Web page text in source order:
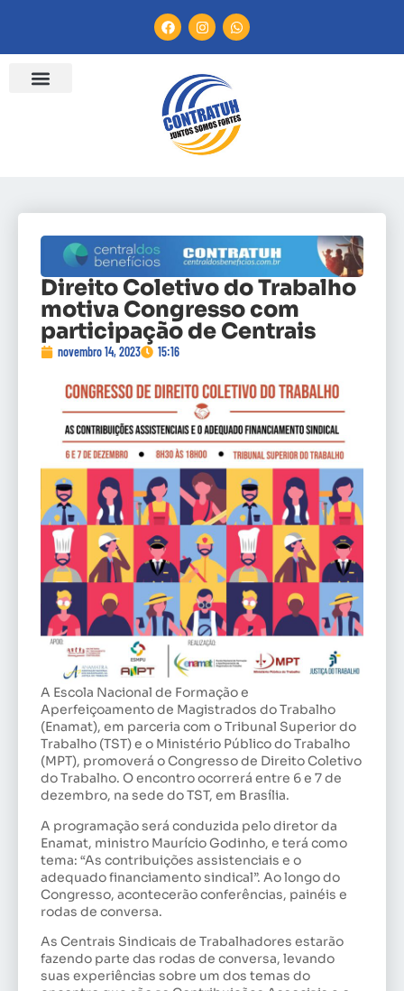
Direito Coletivo do Trabalho
motiva Congresso com
participação de Centrais
novembro 14, 2023 15:16
A Escola Nacional de Formação e
Aperfeiçoamento de Magistrados do Trabalho
(Enamat), em parceria com o Tribunal Superior do
Trabalho (TST) e o Ministério Público do Trabalho
(MPT), promoverá o Congresso de Direito Coletivo
do Trabalho. O encontro ocorrerá entre 6 e 7 de
dezembro, na sede do TST, em Brasília.
A programação será conduzida pelo diretor da
Enamat, ministro Maurício Godinho, e terá como
tema: “As contribuições assistenciais e o
adequado financiamento sindical”. Ao longo do
Congresso, acontecerão conferências, painéis e
rodas de conversa.
As Centrais Sindicais de Trabalhadores estarão
fazendo parte das rodas de conversa, levando
suas experiências sobre um dos temas do